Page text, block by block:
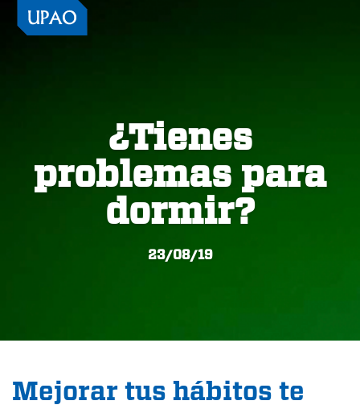
¿Tienes
problemas para
dormir?
23/08/19
Mejorar tus hábitos te